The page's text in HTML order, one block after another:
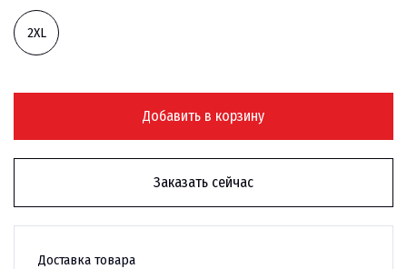
2XL
Добавить в корзину
Заказать сейчас
Доставка товара